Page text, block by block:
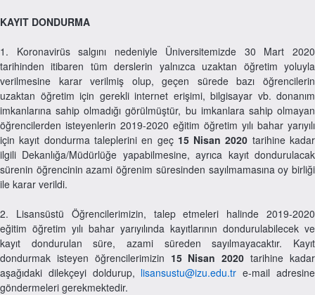
KAYIT DONDURMA
1. Koronavirüs salgını nedeniyle Üniversitemizde 30 Mart 2020
tarihinden itibaren tüm derslerin yalnızca uzaktan öğretim yoluyla
verilmesine karar verilmiş olup, geçen sürede bazı öğrencilerin
uzaktan öğretim için gerekli internet erişimi, bilgisayar vb. donanım
imkanlarına sahip olmadığı görülmüştür, bu imkanlara sahip olmayan
öğrencilerden isteyenlerin 2019-2020 eğitim öğretim yılı bahar yarıyılı
için kayıt dondurma taleplerini en geç 15 Nisan 2020 tarihine kadar
ilgili Dekanlığa/Müdürlüğe yapabilmesine, ayrıca kayıt dondurulacak
sürenin öğrencinin azami öğrenim süresinden sayılmamasına oy birliği
ile karar verildi.
2. Lisansüstü Öğrencilerimizin, talep etmeleri halinde 2019-2020
eğitim öğretim yılı bahar yarıyılında kayıtlarının dondurulabilecek ve
kayıt dondurulan süre, azami süreden sayılmayacaktır. Kayıt
dondurmak isteyen öğrencilerimizin 15 Nisan 2020 tarihine kadar
aşağıdaki dilekçeyi doldurup, lisansustu@izu.edu.tr e-mail adresine
göndermeleri gerekmektedir.